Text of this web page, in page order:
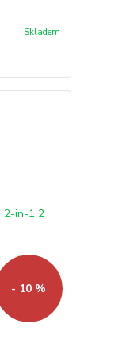
Skladem
- 10 %